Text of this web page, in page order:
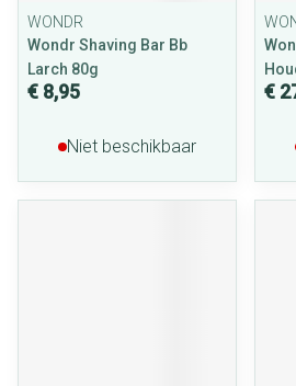
WONDR
Wondr Shaving Bar Bb
Larch 80g
€ 8,95
Niet beschikbaar
€